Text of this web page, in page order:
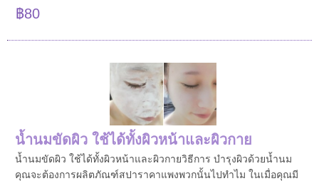
฿80
น้ำนมขัดผิว ใช้ได้ทั้งผิวหน้าและผิวกาย
น้ำนมขัดผิว ใช้ได้ทั้งผิวหน้าและผิวกายวิธีการ บำรุงผิวด้วยน้ำนม
คุณจะต้องการผลิตภัณฑ์สปาราคาแพงพวกนั้นไปทำไม ในเมื่อคุณมี